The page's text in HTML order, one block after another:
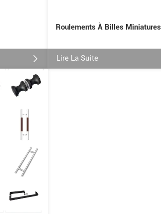
Roulements À Billes Miniatures
Lire La Suite